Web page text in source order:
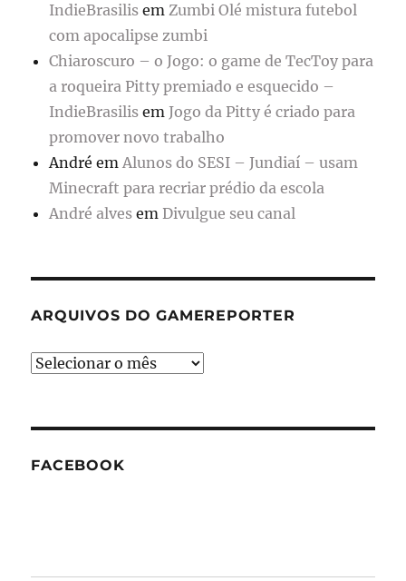
IndieBrasilis emZumbi Olé mistura futebol
com apocalipse zumbi
Chiaroscuro – o Jogo: o game de TecToy para
a roqueira Pitty premiado e esquecido –
IndieBrasilis em Jogo da Pitty é criado para
promover novo trabalho
André emAlunos do SESI – Jundiaí – usam
Minecraft para recriar prédio da escola
André alves emDivulgue seu canal
ARQUIVOS DO GAMEREPORTER
Arquivos
FACEBOOK